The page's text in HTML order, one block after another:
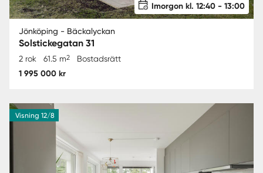
Imorgon kl. 12:40 - 13:00
Jönköping - Bäckalyckan
Solstickegatan 31
2 rok 61.5 m2 Bostadsrätt
1 995 000 kr
Visning 12/8